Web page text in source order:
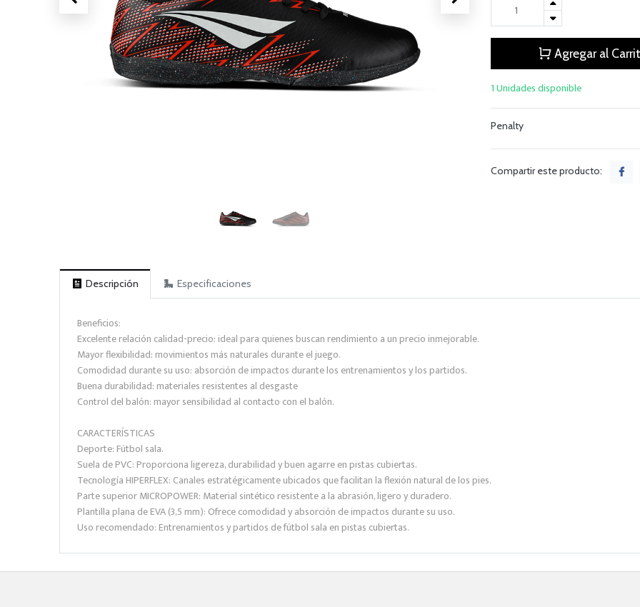
Agregar al
1 Unidades disponible
Penalty
Compartir este producto:
Descripción Especificaciones
Beneficios:
Excelente relación calidad-precio: ideal para quienes buscan rendimiento a un precio inmejorable.
Mayor flexibilidad: movimientos más naturales durante el juego.
Comodidad durante su uso: absorción de impactos durante los entrenamientos y los partidos.
Buena durabilidad: materiales resistentes al desgaste
Control del balón: mayor sensibilidad al contacto con el balón.
CARACTERÍSTICAS
Deporte: Fútbol sala.
Suela de PVC: Proporciona ligereza, durabilidad y buen agarre en pistas cubiertas.
Tecnología HIPERFLEX: Canales estratégicamente ubicados que facilitan la flexión natural de los pies.
Parte superior MICROPOWER: Material sintético resistente a la abrasión, ligero y duradero.
Plantilla plana de EVA (3,5 mm): Ofrece comodidad y absorción de impactos durante su uso.
Uso recomendado: Entrenamientos y partidos de fútbol sala en pistas cubiertas.